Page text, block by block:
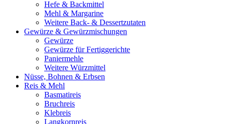
Hefe & Backmittel
Mehl & Margarine
Weitere Back- & Dessertzutaten
Gewürze & Gewürzmischungen
Gewürze
Gewürze für Fertiggerichte
Paniermehle
Weitere Würzmittel
Nüsse, Bohnen & Erbsen
Reis & Mehl
Basmatireis
Bruchreis
Klebreis
Langkornreis